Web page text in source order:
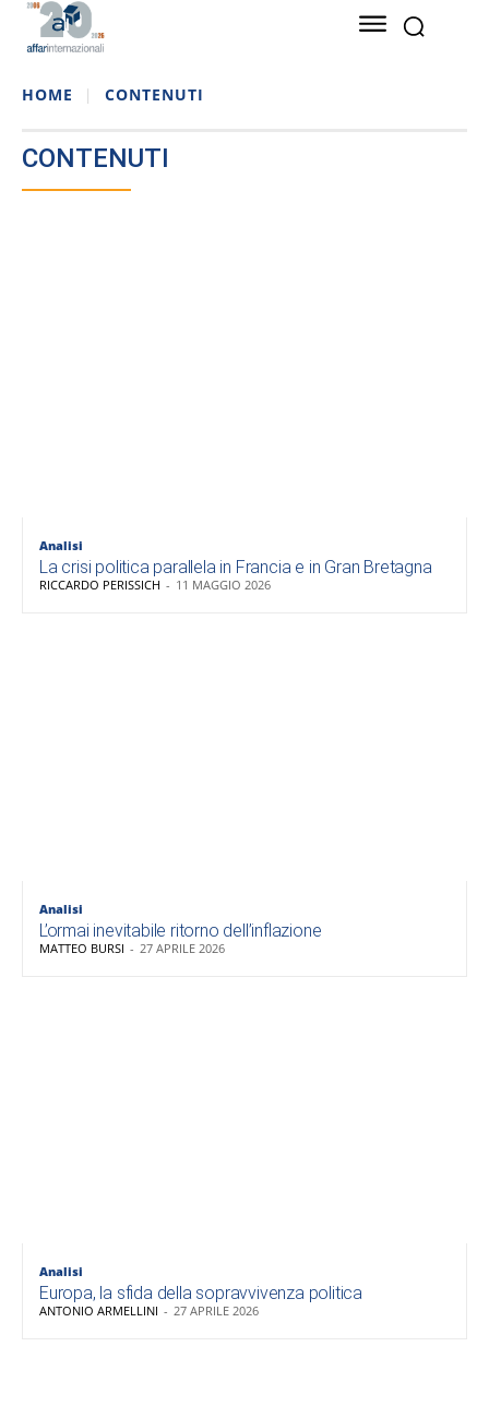
HOME CONTENUTI
CONTENUTI
Analisi
La crisi politica parallela in Francia e in Gran Bretagna
RICCARDO PERISSICH - 11 MAGGIO 2026
Analisi
L’ormai inevitabile ritorno dell’inflazione
MATTEO BURSI - 27 APRILE 2026
Analisi
Europa, la sfida della sopravvivenza politica
ANTONIO ARMELLINI - 27 APRILE 2026